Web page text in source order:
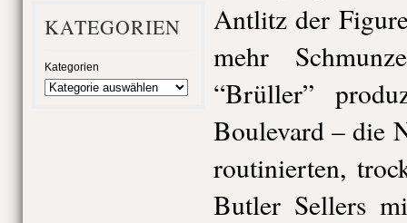
KATEGORIEN
Kategorien
Antlitz der
mehr
“Brüller”
Boulevard – die
routinierten,
Butler Sellers